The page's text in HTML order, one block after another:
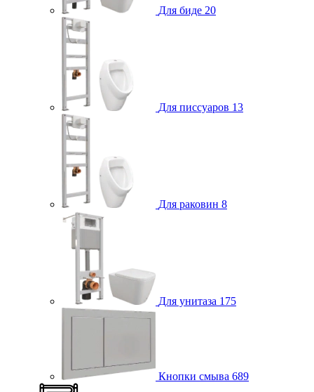
Для биде 20
Для писсуаров 13
Для раковин 8
Для унитаза 175
Кнопки смыва 689